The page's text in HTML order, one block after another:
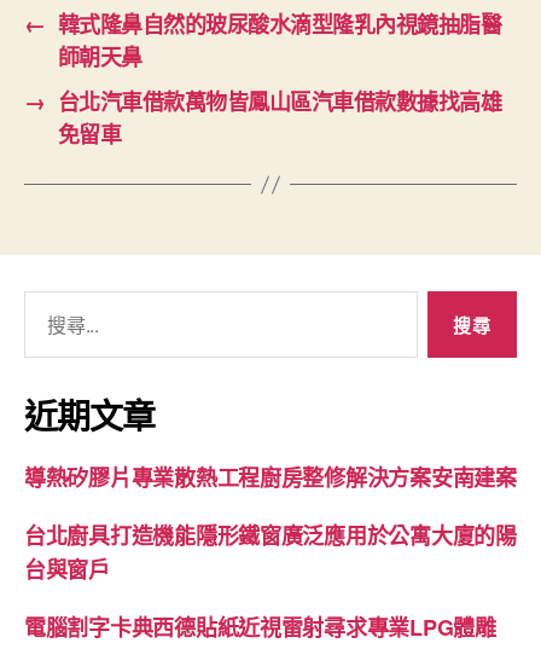
← 韓式隆鼻自然的玻尿酸水滴型隆乳內視鏡抽脂醫
師朝天鼻
→ 台北汽車借款萬物皆鳳山區汽車借款數據找高雄
免留車
關
鍵
字:
近期文章
導熱矽膠片專業散熱工程廚房整修解決方案安南建案
台北廚具打造機能隱形鐵窗廣泛應用於公寓大廈的陽
台與窗戶
電腦割字卡典西德貼紙近視雷射尋求專業LPG體雕